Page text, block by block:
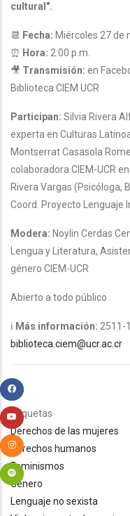
cultural".
📆 Fecha: Miércoles 27 de
⏰ Hora: 2:00 p.m.
🎥 Transmisión: en
Biblioteca CIEM UCR
Participan: Silvia Rivera
experta en Culturas
Montserrat Casasola
colaboradora CIEM-UCR
Rivera Vargas (Psicóloga,
Coord. Proyecto Lenguaje
Modera: Noylin Cerdas
Lengua y Literatura,
género CIEM-UCR
Abierto a todo público
ℹ Más información: 2511-
biblioteca.ciem@ucr.ac.cr
Etiquetas
Derechos de las mujeres
Derechos humanos
Feminismos
Género
Lenguaje no sexista